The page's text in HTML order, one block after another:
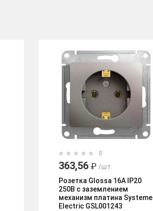
0
363,56 ₽ /шт.
Розетка Glossa 16А IP20
250В с заземлением
механизм платина Systeme
Electric GSL001243